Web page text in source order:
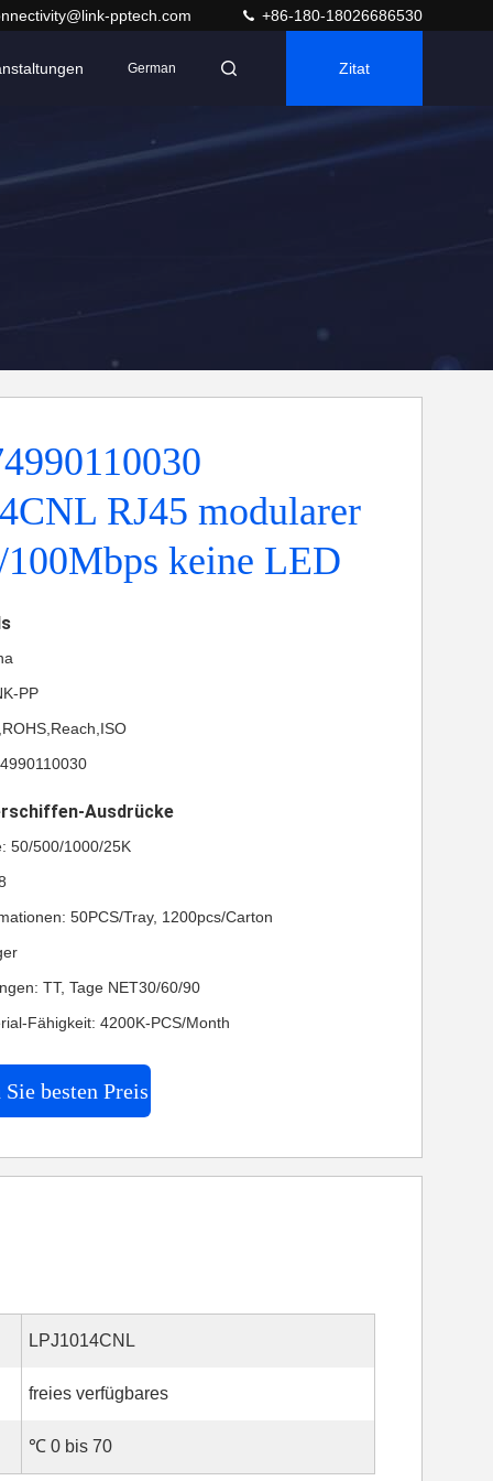
pptech.com +86-180-18026686530
German Zitat
RJ45 modularer
100Mbps keine LED
PP
Ausdrücke
50/500/1000/25K
50PCS/Tray, 1200pcs/Carton
TT, Tage NET30/60/90
Fähigkeit: 4200K-PCS/Month
besten Preis
LPJ1014CNL
freies verfügbares
℃ 0 bis 70